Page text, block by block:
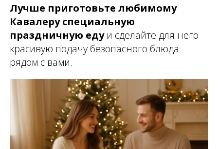
Лучше приготовьте любимому
Кавалеру специальную
праздничную едуи сделайте для него
красивую подачу безопасного блюда
рядом с вами.